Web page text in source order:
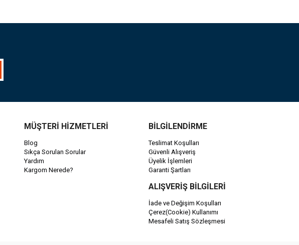
MÜŞTERİ HİZMETLERİ
Blog
Sıkça Sorulan Sorular
Yardım
Kargom Nerede?
BİLGİLENDİRME
Teslimat Koşulları
Güvenli Alışveriş
Üyelik İşlemleri
Garanti Şartları
ALIŞVERİŞ BİLGİLERİ
İade ve Değişim Koşulları
Çerez(Cookie) Kullanımı
Mesafeli Satış Sözleşmesi